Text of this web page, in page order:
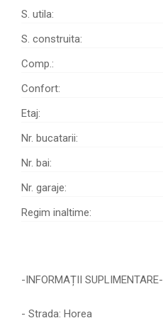
S. utila:
S. construita:
Comp.:
Confort:
Etaj:
Nr. bucatarii:
Nr. bai:
Nr. garaje:
Regim inaltime:
-INFORMAȚII SUPLIMENTARE-
- Strada: Horea